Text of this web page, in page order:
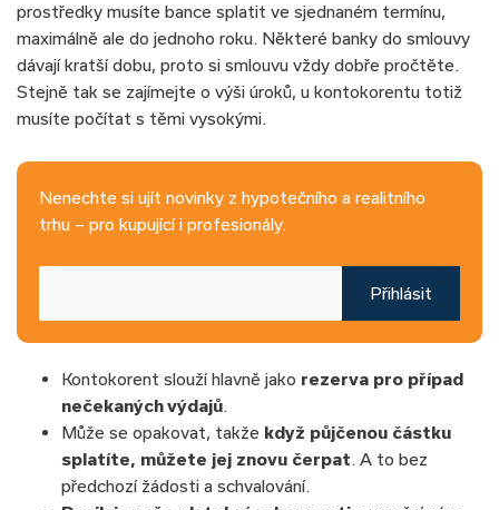
prostředky musíte bance splatit ve sjednaném termínu,
maximálně ale do jednoho roku. Některé banky do smlouvy
dávají kratší dobu, proto si smlouvu vždy dobře pročtěte.
Stejně tak se zajímejte o výši úroků, u kontokorentu totiž
musíte počítat s těmi vysokými.
Nenechte si ujít novinky z hypotečního a realitního
trhu – pro kupující i profesionály.
Přihlásit
Kontokorent slouží hlavně jako rezerva pro případ
nečekaných výdajů.
Může se opakovat, takže když půjčenou částku
splatíte, můžete jej znovu čerpat. A to bez
předchozí žádosti a schvalování.